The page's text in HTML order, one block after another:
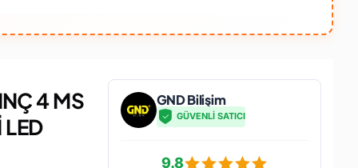
4 MS
LED
GND Bilişim
GÜVENLİ SATICI
9.8